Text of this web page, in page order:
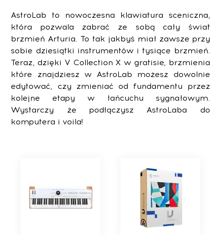
AstroLab to nowoczesna klawiatura sceniczna,
która pozwala zabrać ze sobą cały świat
brzmień Arturia. To tak jakbyś miał zawsze przy
sobie dziesiątki instrumentów i tysiące brzmień.
Teraz, dzięki V Collection X w gratisie, brzmienia
które znajdziesz w AstroLab możesz dowolnie
edytować, czy zmieniać od fundamentu przez
kolejne etapy w łańcuchu sygnałowym.
Wystarczy że podłączysz AstroLaba do
komputera i voila!